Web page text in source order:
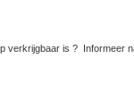
verkrijgbaar is ? Informeer